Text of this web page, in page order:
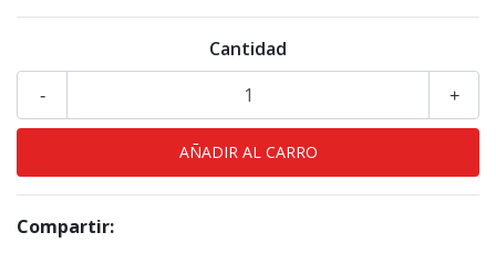
Cantidad
+
-
Compartir: